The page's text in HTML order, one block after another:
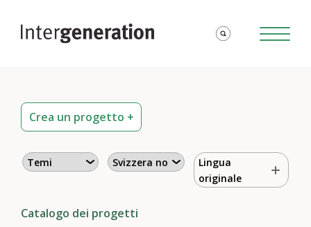
Lingua
originale
Crea un progetto +
Catalogo dei progetti